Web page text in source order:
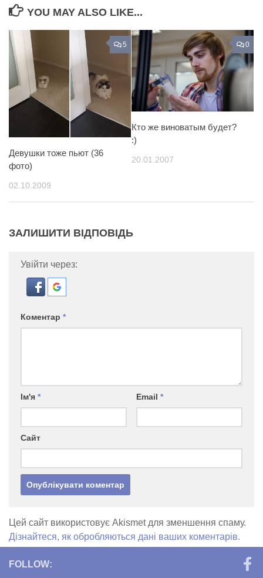
YOU MAY ALSO LIKE...
5
Девушки тоже пьют (36
фото)
02.10.2009
0
Кто же виноватым будет?
:)
20.01.2007
ЗАЛИШИТИ ВІДПОВІДЬ
Увійти через:
Коментар *
Ім'я * Email *
Сайт
Цей сайт використовує Akismet для зменшення спаму.
Дізнайтеся, як обробляються дані ваших коментарів.
FOLLOW: